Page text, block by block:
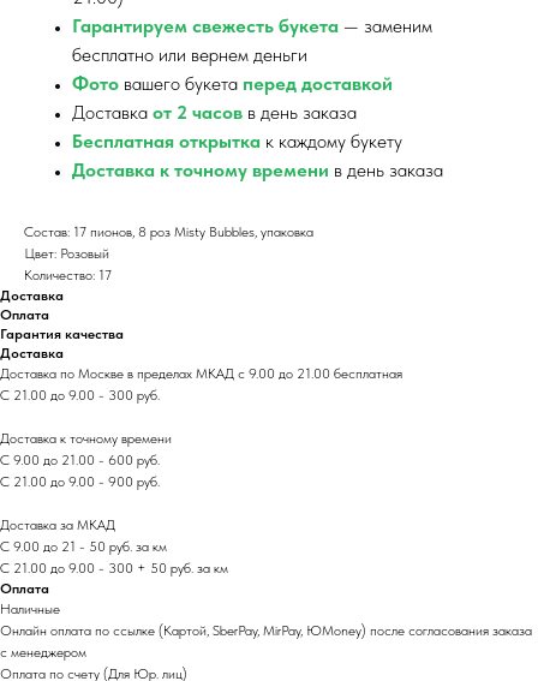
Гарантируем свежесть букета — заменим
бесплатно или вернем деньги
Фото вашего букета перед доставкой
Доставка от 2 часов в день заказа
Бесплатная открытка к каждому букету
Доставка к точному времени в день заказа
Состав: 17 пионов, 8 роз Misty Bubbles, упаковка
Цвет: Розовый
Количество: 17
Доставка
Оплата
Гарантия качества
Доставка
Доставка по Москве в пределах МКАД с 9.00 до 21.00 бесплатная
С 21.00 до 9.00 - 300 руб.
Доставка к точному времени
С 9.00 до 21.00 - 600 руб.
С 21.00 до 9.00 - 900 руб.
Доставка за МКАД
С 9.00 до 21 - 50 руб. за км
С 21.00 до 9.00 - 300 + 50 руб. за км
Оплата
Наличные
Онлайн оплата по ссылке (Картой, SberPay, MirPay, ЮMoney) после согласования заказа
с менеджером
Оплата по счету (Для Юр. лиц)